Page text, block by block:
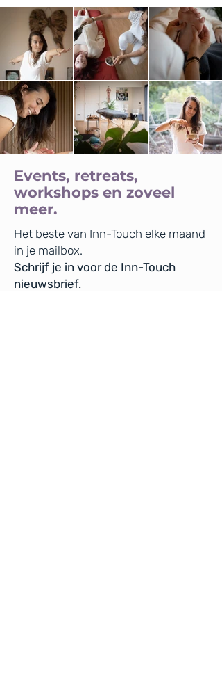
Events, retreats,
workshops en zoveel
meer.
Het beste van Inn-Touch elke maand
in je mailbox.
Schrijf je in voor de Inn-Touch
nieuwsbrief.